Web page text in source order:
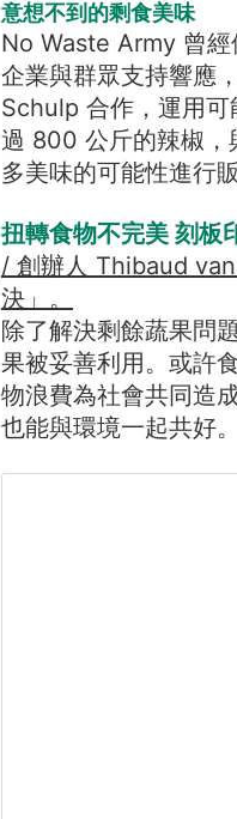
意想不到的剩食美味
No Waste Army 曾
企業與群眾支持響應
Schulp 合作，運用可
過 800 公斤的辣椒，
多美味的可能性進行
扭轉食物不完美 刻板
/ 創辦人 Thibaud
決」。
除了解決剩餘蔬果問
果被妥善利用。或許
物浪費為社會共同造
也能與環境一起共好。